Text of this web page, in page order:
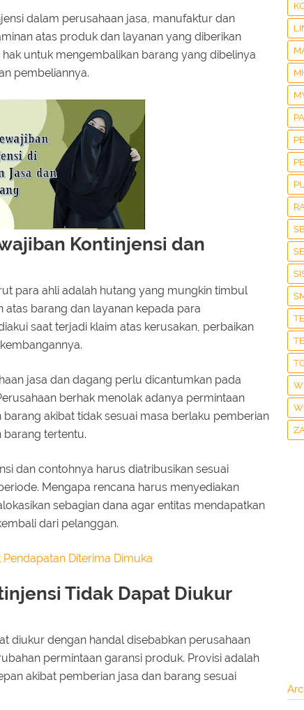
dalam perusahaan jasa, manufaktur dan
atas produk dan layanan yang diberikan
untuk mengembalikan barang yang dibelinya
pembeliannya.
Kontinjensi dan
para ahli adalah hutang yang mungkin timbul
barang dan layanan kepada para
saat terjadi klaim atas kerusakan, perbaikan
jasa dan dagang perlu dicantumkan pada
berhak menolak adanya permintaan
akibat tidak sesuai masa berlaku pemberian
barang tertentu.
dan contohnya harus diatribusikan sesuai
Mengapa rencana harus menyediakan
sebagian dana agar entitas mendapatkan
dari pelanggan.
Diterima Dimuka
Tidak Dapat Diukur
diukur dengan handal disebabkan perusahaan
permintaan garansi produk. Provisi adalah
akibat pemberian jasa dan barang sesuai